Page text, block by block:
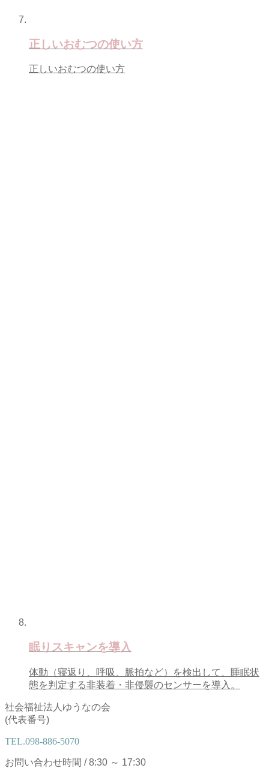
正しいおむつの使い方
正しいおむつの使い方
眠りスキャンを導入
体動（寝返り、呼吸、脈拍など）を検出して、睡眠状
態を判定する非装着・非侵襲のセンサーを導入。
社会福祉法人ゆうなの会
(代表番号)
TEL.098-886-5070
お問い合わせ時間 / 8:30 ～ 17:30